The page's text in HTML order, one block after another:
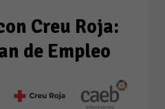
Creu Roja:
de Empleo